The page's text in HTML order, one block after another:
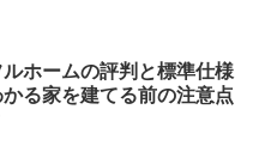
ルホームの評判と標準仕様
る家を建てる前の注意点